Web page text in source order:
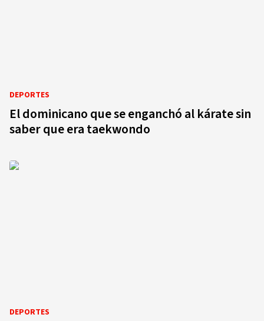
DEPORTES
El dominicano que se enganchó al kárate sin
saber que era taekwondo
DEPORTES